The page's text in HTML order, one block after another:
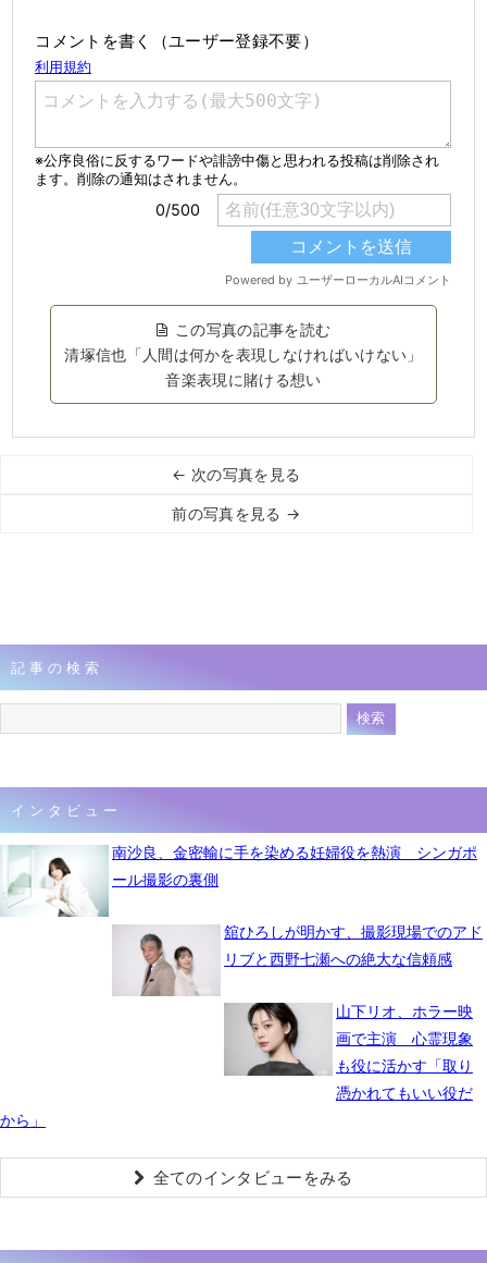
コメントを書く（ユーザー登録不要）
この写真の記事を読む
清塚信也「人間は何かを表現しなければいけない」
音楽表現に賭ける想い
← 次の写真を見る
前の写真を見る →
記事の検索
インタビュー
南沙良、金密輸に手を染める妊婦役を熱演 シンガポ
ール撮影の裏側
舘ひろしが明かす、撮影現場でのアド
リブと西野七瀬への絶大な信頼感
山下リオ、ホラー映
画で主演 心霊現象
も役に活かす「取り
憑かれてもいい役だ
から」
全てのインタビューをみる